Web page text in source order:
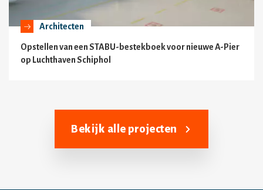
Architecten
Opstellen van een STABU-bestekboek voor nieuwe A-Pier
op Luchthaven Schiphol
Bekijk alle projecten